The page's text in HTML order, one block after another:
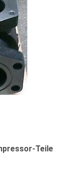
Teile